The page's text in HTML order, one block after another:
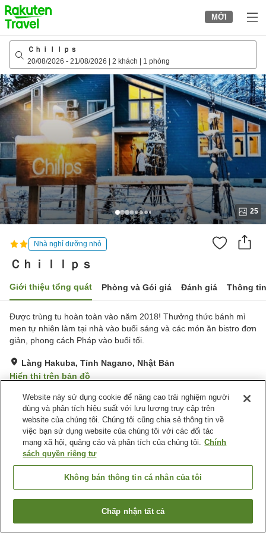
to
top
page
MỚI
Ｃｈｉｌｌｐｓ
20/08/2026 - 21/08/2026 2 khách 1 phòng
25
Nhà nghỉ dưỡng nhỏ
Ｃｈｉｌｌｐｓ
Giới thiệu tổng quát Phòng và Gói giá Đánh giá Thông
Được trùng tu hoàn toàn vào năm 2018! Thưởng thức bánh mì
men tự nhiên làm tại nhà vào buổi sáng và các món ăn bistro đơn
giản, phong cách Pháp vào buổi tối.
Làng Hakuba, Tỉnh Nagano, Nhật Bản
Hiển thị trên bản đồ
Xuất sắc Đánh giá:19 lượt
Tiện nghi chỗ nghỉ
Wi-Fi
Lounge
Bar
Trang chủ Nhật Bản Tỉnh Nagano
Làng Hakuba
Ｃｈｉｌｌｐｓ
Tìm phòng trống
Website này sử dụng cookie để nâng cao trải nghiệm người
dùng và phân tích hiệu suất với lưu lượng truy cập trên
website của chúng tôi. Chúng tôi cũng chia sẻ thông tin về
việc bạn sử dụng website của chúng tôi với các đối tác
mạng xã hội, quảng cáo và phân tích của chúng tôi. Chính
sách quyền riêng tư
Không bán thông tin cá nhân của tôi
Chấp nhận tất cả